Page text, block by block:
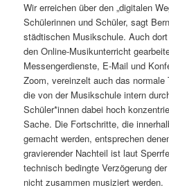
Wir erreichen über den „digitalen
Schülerinnen und Schüler, sagt
städtischen Musikschule. Auch
den Online-Musikunterricht
Messengerdienste, E-Mail und
Zoom, vereinzelt auch das normale
die von der Musikschule intern
Schüler*innen dabei hoch
Sache. Die Fortschritte, die
gemacht werden, entsprechen
gravierender Nachteil ist laut
technisch bedingte Verzögerung
nicht zusammen musiziert werden.